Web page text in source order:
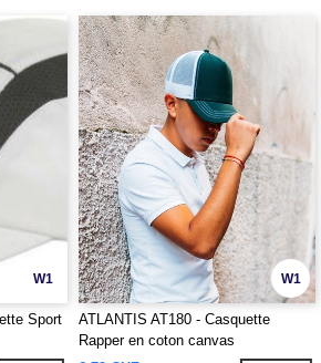
W1
Sport
W1
ATLANTIS AT180 - Casquette
Rapper en coton canvas